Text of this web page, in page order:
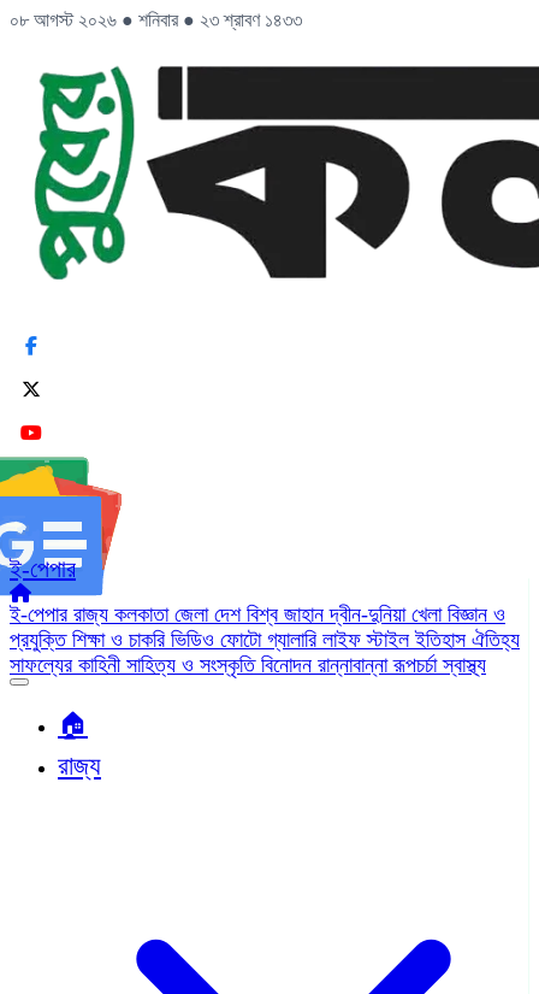
০৮ আগস্ট ২০২৬ ● শনিবার ● ২৩ শ্রাবণ ১৪৩৩
ই-পেপার
ই-পেপার রাজ্য কলকাতা জেলা দেশ বিশ্ব জাহানদ্বীন-দুনিয়া খেলা বিজ্ঞান ও
প্রযুক্তি শিক্ষা ও চাকরি ভিডিও ফোটো গ্যালারি লাইফ স্টাইলইতিহাস ঐতিহ্য
সাফল্যের কাহিনী সাহিত্য ও সংস্কৃতি বিনোদন রান্নাবান্নারূপচর্চাস্বাস্থ্য
🏠︎
রাজ্য